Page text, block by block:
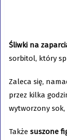
Śliwki na
sorbitol, który
Zaleca się,
przez kilka
wytworzony sok,
Także suszone